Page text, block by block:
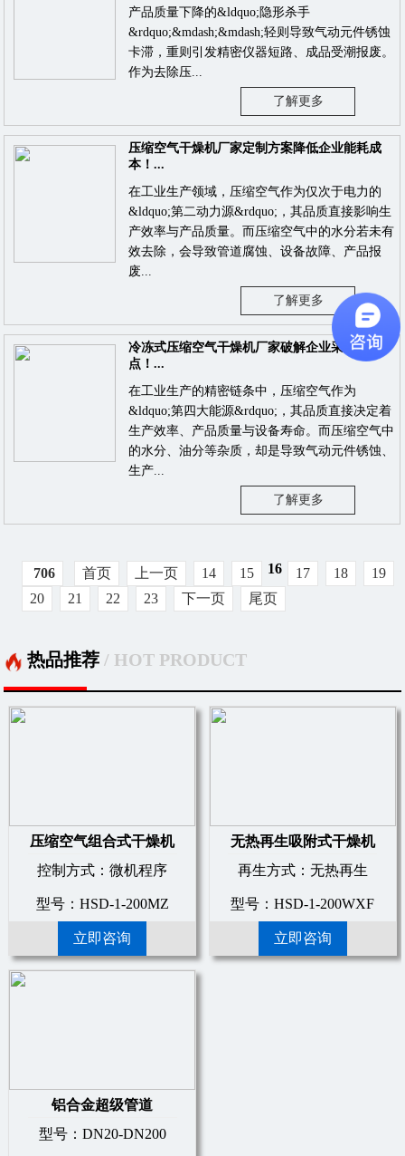
产品质量下降的&ldquo;隐形杀手
&rdquo;&mdash;&mdash;轻则导致气动元件锈蚀
卡滞，重则引发精密仪器短路、成品受潮报废。
作为去除压...
了解更多
压缩空气干燥机厂家定制方案降低企业能耗成
本！...
在工业生产领域，压缩空气作为仅次于电力的
&ldquo;第二动力源&rdquo;，其品质直接影响生
产效率与产品质量。而压缩空气中的水分若未有
效去除，会导致管道腐蚀、设备故障、产品报
废...
了解更多
冷冻式压缩空气干燥机厂家破解企业采购痛
点！...
在工业生产的精密链条中，压缩空气作为
&ldquo;第四大能源&rdquo;，其品质直接决定着
生产效率、产品质量与设备寿命。而压缩空气中
的水分、油分等杂质，却是导致气动元件锈蚀、
生产...
了解更多
706 首页 上一页 14 15 16 17 18
19
20
21 22 23 下一页 尾页
热品推荐/ HOT PRODUCT
压缩空气组合式干燥机
控制方式：微机程序
型号：HSD-1-200MZ
立即咨询
无热再生吸附式干燥机
再生方式：无热再生
型号：HSD-1-200WXF
立即咨询
铝合金超级管道
型号：DN20-DN200